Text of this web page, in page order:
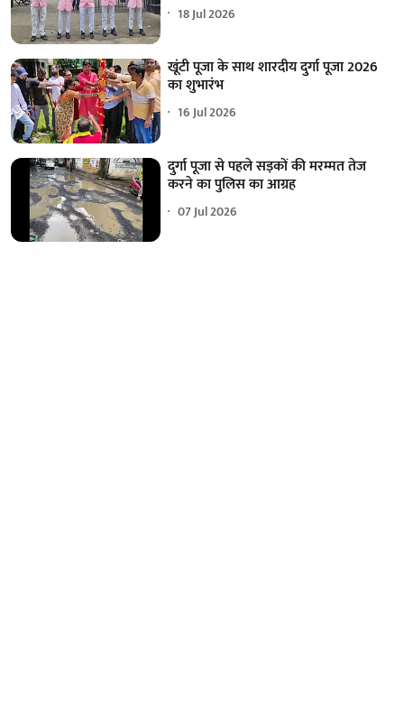
18 Jul 2026
खूंटी पूजा के साथ शारदीय दुर्गा पूजा 2026
का शुभारंभ
16 Jul 2026
दुर्गा पूजा से पहले सड़कों की मरम्मत तेज
करने का पुलिस का आग्रह
07 Jul 2026